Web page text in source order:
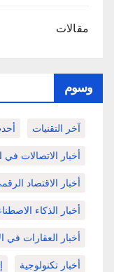
مقالات
وسوم
آخر التقنيات
أخبار الاتصالات في
أخبار الاقتصاد
أخبار الذكاء
أخبار العقارات في
أخبار تكنولوجية